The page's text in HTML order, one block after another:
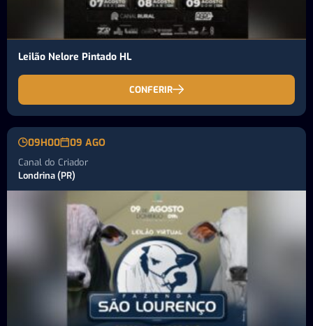
Leilão Nelore Pintado HL
CONFERIR
09H00 09 AGO
Canal do Criador
Londrina (PR)